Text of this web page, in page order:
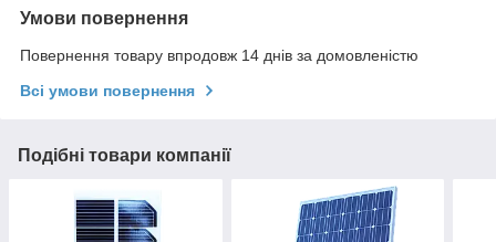
Умови повернення
Повернення товару впродовж 14 днів за домовленістю
Всі умови повернення
Подібні товари компанії